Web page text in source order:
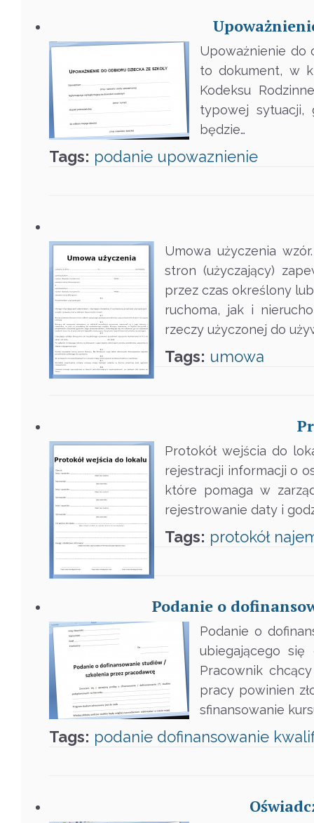
Upoważnienie do
to dokument, w
Kodeksu
typowej sytuacji,
będzie…
Tags: podanie upowaznienie
Umowa użyczenia
stron (użyczający)
przez czas określony
ruchoma, jak i
rzeczy użyczonej do
Tags: umowa
Protokół wejścia do
rejestracji informacji o
które pomaga w
rejestrowanie daty i
Tags: protokół
Podanie o
Podanie o
ubiegającego się
Pracownik
pracy powinien
sfinansowanie
Tags: podanie dofinansowanie